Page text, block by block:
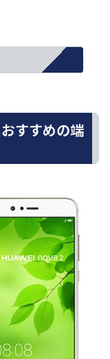
すすめの端